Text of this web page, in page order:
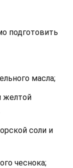
подготовить
масла;
желтой
соли и
чеснока;